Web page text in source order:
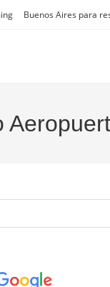
Buenos Aires para